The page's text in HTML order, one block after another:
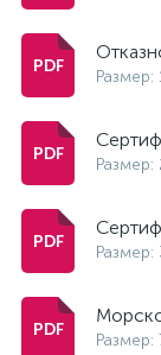
Размер:
Размер: